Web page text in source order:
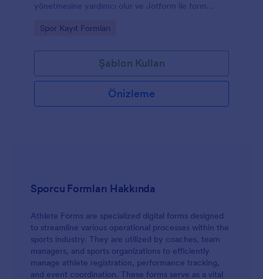
yönetmesine yardımcı olur ve Jotform ile form
Go to Category:
Spor Kayıt Formları
Şablon Kullan
Önizleme
Sporcu Formları Hakkında
Athlete Forms are specialized digital forms designed
to streamline various operational processes within the
sports industry. They are utilized by coaches, team
managers, and sports organizations to efficiently
manage athlete registration, performance tracking,
and event coordination. These forms serve as a vital